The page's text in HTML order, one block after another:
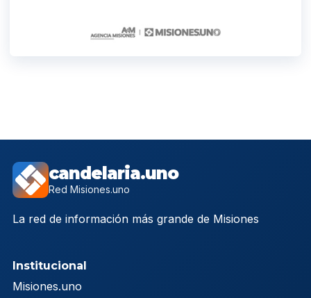
candelaria.uno
Red Misiones.uno
La red de información más grande de Misiones
Institucional
Misiones.uno